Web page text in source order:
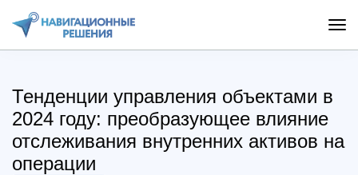
Тенденции управления объектами в
2024 году: преобразующее влияние
отслеживания внутренних активов на
операции